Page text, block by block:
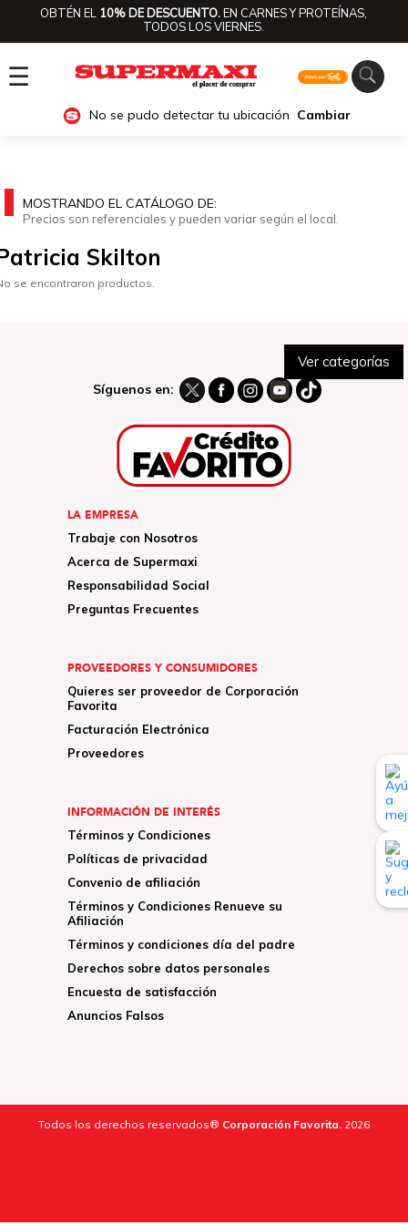
OBTÉN EL 10% DE DESCUENTO.EN CARNES Y PROTEÍNAS,
TODOS LOS VIERNES.
☰
No se pudo detectar tu ubicación Cambiar
Ver categorías
MOSTRANDO EL CATÁLOGO DE:
Precios son referenciales y pueden variar según el local.
Skilton
se encontraron productos.
Síguenos en:
LA EMPRESA
Trabaje con Nosotros
Acerca de Supermaxi
Responsabilidad Social
Preguntas Frecuentes
PROVEEDORES Y CONSUMIDORES
Quieres ser proveedor de Corporación
Favorita
Facturación Electrónica
Proveedores
INFORMACIÓN DE INTERÉS
Términos y Condiciones
Políticas de privacidad
Convenio de afiliación
Términos y Condiciones Renueve su
Afiliación
Términos y condiciones día del padre
Derechos sobre datos personales
Encuesta de satisfacción
Anuncios Falsos
Todos los derechos reservados® Corporación Favorita. 2026